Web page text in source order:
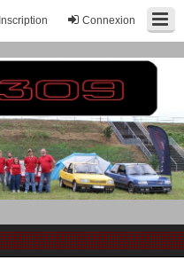
Connexion
Inscription